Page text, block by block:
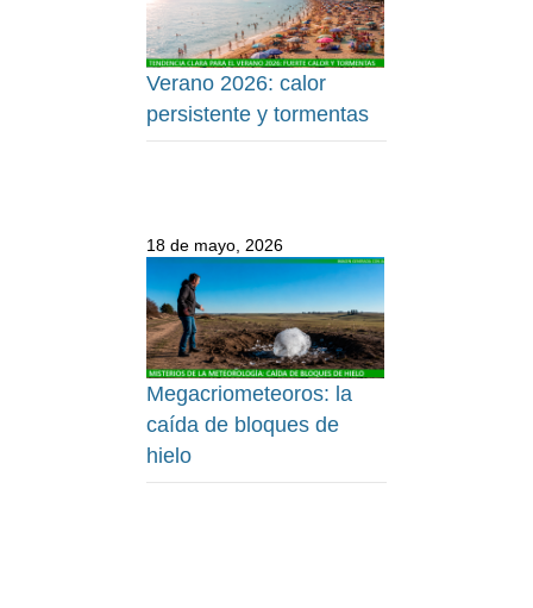
Verano 2026: calor
persistente y tormentas
18 de mayo, 2026
Megacriometeoros: la
caída de bloques de
hielo